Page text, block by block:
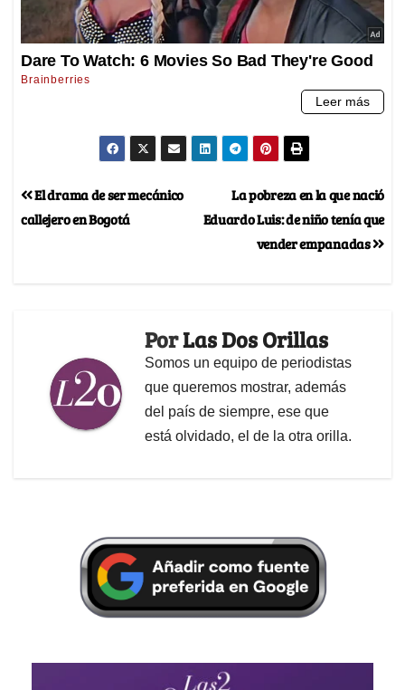
La pobreza en la que nació
Eduardo Luis: de niño tenía que
vender empanadas
El drama de ser mecánico
callejero en Bogotá
PorLas Dos Orillas
Somos un equipo de periodistas
que queremos mostrar, además
del país de siempre, ese que
está olvidado, el de la otra orilla.